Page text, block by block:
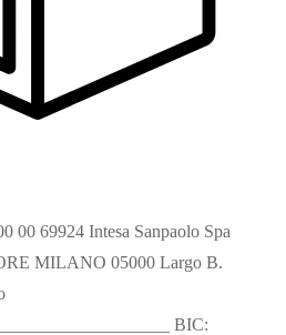
00 69924 Intesa Sanpaolo Spa
MILANO 05000 Largo B.
BIC: